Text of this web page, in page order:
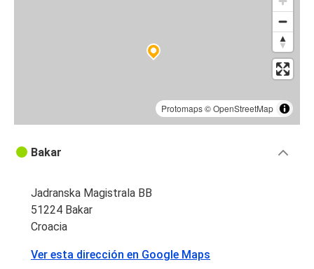
Protomaps©OpenStreetMap
Bakar
Jadranska Magistrala BB
51224 Bakar
Croacia
Ver esta dirección en Google Maps